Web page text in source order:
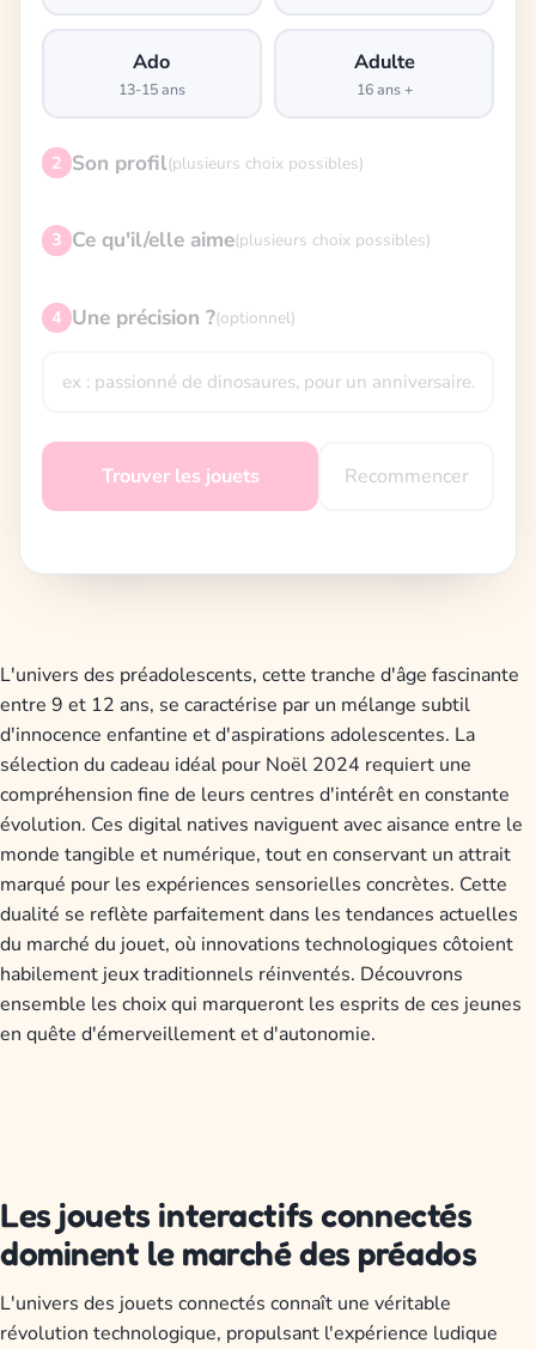
Ado
13-15 ans
Adulte
16 ans +
2 Son profil(plusieurs choix possibles)
3 Ce qu'il/elle aime(plusieurs choix possibles)
4 Une précision ?(optionnel)
Trouver les jouets Recommencer
L'univers des préadolescents, cette tranche d'âge fascinante
entre 9 et 12 ans, se caractérise par un mélange subtil
d'innocence enfantine et d'aspirations adolescentes. La
sélection du cadeau idéal pour Noël 2024 requiert une
compréhension fine de leurs centres d'intérêt en constante
évolution. Ces digital natives naviguent avec aisance entre le
monde tangible et numérique, tout en conservant un attrait
marqué pour les expériences sensorielles concrètes. Cette
dualité se reflète parfaitement dans les tendances actuelles
du marché du jouet, où innovations technologiques côtoient
habilement jeux traditionnels réinventés. Découvrons
ensemble les choix qui marqueront les esprits de ces jeunes
en quête d'émerveillement et d'autonomie.
Les jouets interactifs connectés
dominent le marché des préados
L'univers des jouets connectés connaît une véritable
révolution technologique, propulsant l'expérience ludique